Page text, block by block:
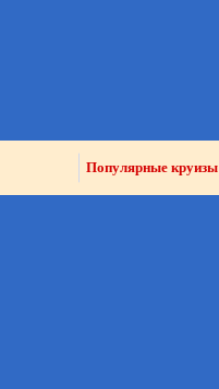
Популярные круизы